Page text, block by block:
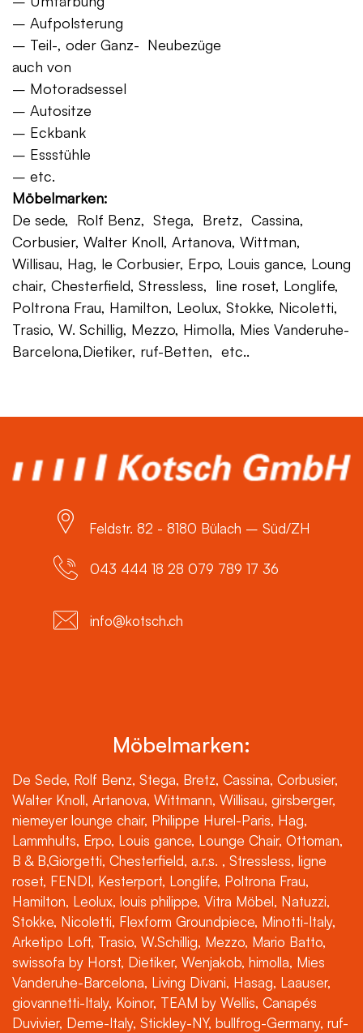
– Aufpolsterung
– Teil-, oder Ganz- Neubezüge
auch von
– Motoradsessel
– Autositze
– Eckbank
– Essstühle
– etc.
Möbelmarken:
De sede, Rolf Benz, Stega, Bretz, Cassina,
Corbusier, Walter Knoll, Artanova, Wittman,
Willisau, Hag, le Corbusier, Erpo, Louis gance, Loung
chair, Chesterfield, Stressless, line roset, Longlife,
Poltrona Frau, Hamilton, Leolux, Stokke, Nicoletti,
Trasio, W. Schillig, Mezzo, Himolla, Mies Vanderuhe-
Barcelona,Dietiker, ruf-Betten, etc..
Feldstr. 82 - 8180 Bülach – Süd/ZH
043 444 18 28 079 789 17 36
info@kotsch.ch
Möbelmarken:
De Sede, Rolf Benz, Stega, Bretz, Cassina, Corbusier,
Walter Knoll, Artanova, Wittmann, Willisau, girsberger,
niemeyer lounge chair, Philippe Hurel-Paris, Hag,
Lammhults, Erpo, Louis gance, Lounge Chair, Ottoman,
B & B,Giorgetti, Chesterfield, a.r.s. , Stressless, ligne
roset, FENDI, Kesterport, Longlife, Poltrona Frau,
Hamilton, Leolux, louis philippe, Vitra Möbel, Natuzzi,
Stokke, Nicoletti, Flexform Groundpiece, Minotti-Italy,
Arketipo Loft, Trasio, W.Schillig, Mezzo, Mario Batto,
swissofa by Horst, Dietiker, Wenjakob, himolla, Mies
Vanderuhe-Barcelona, Living Divani, Hasag, Laauser,
giovannetti-Italy, Koinor, TEAM by Wellis, Canapés
Duvivier, Deme-Italy, Stickley-NY, bullfrog-Germany, ruf-